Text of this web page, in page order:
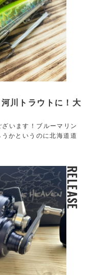
川トラウトに！大
います！ブルーマリン
かというのに北海道道
RELEASE